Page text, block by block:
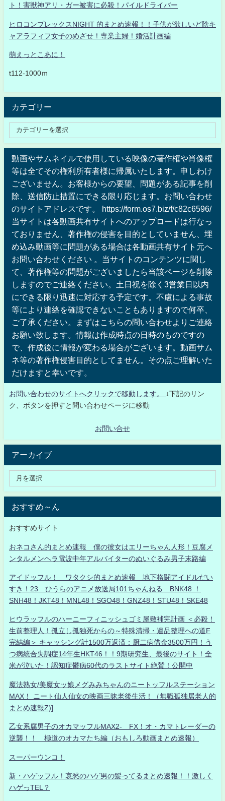
ト！害獣神アリ・ガー被害に必殺！パイルドライバー
ヒロコンプレックスNIGHT 的まとめ速報！！子供が欲しいど陰キ
ャアラフィフ女子のめざせ！専業主婦！婚活計画編
萌えっとこあに！
t112-1000ｍ
カテゴリー
動画やサムネイルで使用している映像の著作権や肖像権
等は全てその権利所有者様に帰属いたします。申しわけ
ございません。お客様からの要望、問題がある記事を削
除、送信防止措置にできる限り応じます。お問い合わせ
のサイトアドレスです。 https://form.os7.biz/f/c82c6596/
当サイトは各動画共有サイトへのアップロードは行なっ
ておりません、著作権の侵害を目的としていません、埋
め込み動画等に問題がある場合は各動画共有サイト元へ
お問い合わせください 。当サイトのコンテンツに関し
て、著作権等の問題がございましたら当該ページを削除
しますのでご連絡ください。土日祝を除く3営業日以内
にできる限り迅速に対応する予定です。不慮による事故
等により連絡を確認できないこともありますので何卒、
ご了承ください。まずはこちらの問い合わせよりご連絡
お願い致します。情報は作成時点の日時のものですの
で、作成後に情報が変わる場合がございます。動画サム
ネ等の著作権侵害目的としてません。その点ご理解いた
だけますと幸いです。
お問い合わせのサイトへクリックで移動します。
↓下記のリン
ク、ボタンを押すと問い合わせページに移動
お問い合せ
アーカイブ
おすすめ～ん
おすすめサイト
おネコさん的まとめ速報 僕の彼女はエリーちゃん人形！豆腐メ
ンタルメンヘラ電波中年アルバイターのぬいぐるみ男子末路編
アイドッフル！ ワタクシ的まとめ速報 地下格闘アイドルだい
すき！23 ひうらのアニメ放送局101ちゃんねる BNK48 ！
SNH48！JKT48！MNL48！SGO48！GNZ48！STU48！SKE48
ヒウラッフルのハーニーフィニッシュゴミ屋敷補完計画 ＜必殺！
生前整理人！孤立し孤独死からの～特殊清掃・遺品整理への道F
完結編＞ キャッシング計1500万返済：厨二病借金3500万円！う
つ病統合失調症14年生HKT46！！9期研究生、最後のサイト！全
米が泣いた！認知症鬱病60代のラストサイト絶賛！公開中
魔法熟女/美魔女ッ娘メグみみちゃんのニートッフルステーション
MAX！ ニート仙人仙女の映画三昧老後生活！（無職孤独居老人的
まとめ速報Z)]
乙女系腐男子のオカマッフルMAX2- FX！オ・カマトレーダーの
逆襲！！ 極道のオカマたち編（おもしろ動画まとめ速報）
スーパーウンコ！
新・ハゲッフル！哀愁のハゲ男の髪ってるまとめ速報！！激しく
ハゲっTEL？